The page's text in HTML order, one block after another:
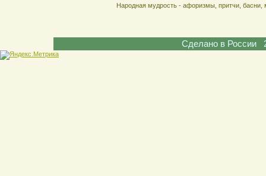
Народная мудрость - афоризмы, притчи,
Сделано в России